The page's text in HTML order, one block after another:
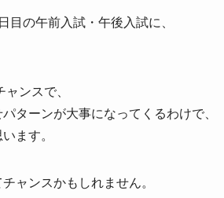
目の午前入試・午後入試に、
ンスで、
ターンが大事になってくるわけで、
ます。
ャンスかもしれません。